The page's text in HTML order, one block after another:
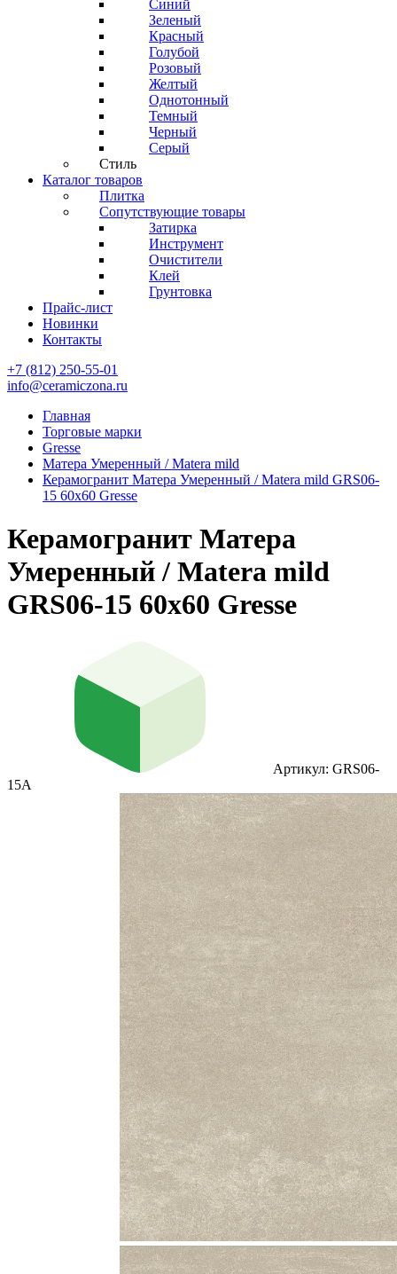
Синий
Зеленый
Красный
Голубой
Розовый
Желтый
Однотонный
Темный
Черный
Серый
Стиль
Каталог товаров
Плитка
Сопутствующие товары
Затирка
Инструмент
Очистители
Клей
Грунтовка
Прайс-лист
Новинки
Контакты
+7 (812) 250-55-01
info@ceramiczona.ru
Главная
Торговые марки
Gresse
Матера Умеренный / Matera mild
Керамогранит Матера Умеренный / Matera mild GRS06-
15 60х60 Gresse
Керамогранит Матера
Умеренный / Matera mild
GRS06-15 60х60 Gresse
Артикул: GRS06-
15A